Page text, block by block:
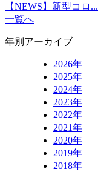
【NEWS】新型コロ...
一覧へ
年別アーカイブ
2026年
2025年
2024年
2023年
2022年
2021年
2020年
2019年
2018年